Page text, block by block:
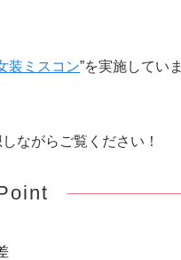
装ミスコン”を実施してい
ながらご覧ください！